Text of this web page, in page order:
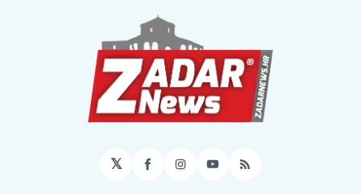
𝕏 Facebook
Instagram
YouTube
RSS